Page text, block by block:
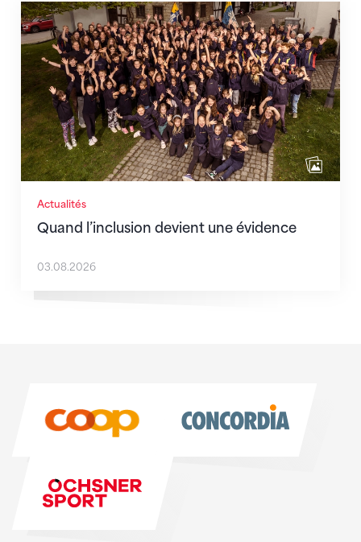
Actualités
Quand l’inclusion devient une évidence
Quand l’inclusion devient une évidence
03.08.2026